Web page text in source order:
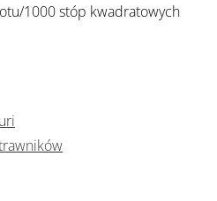
1000 stóp kwadratowych